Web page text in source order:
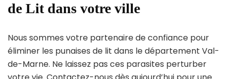
de Lit dans votre ville
Nous sommes votre partenaire de confiance pour
éliminer les punaises de lit dans le département Val-
de-Marne. Ne laissez pas ces parasites perturber